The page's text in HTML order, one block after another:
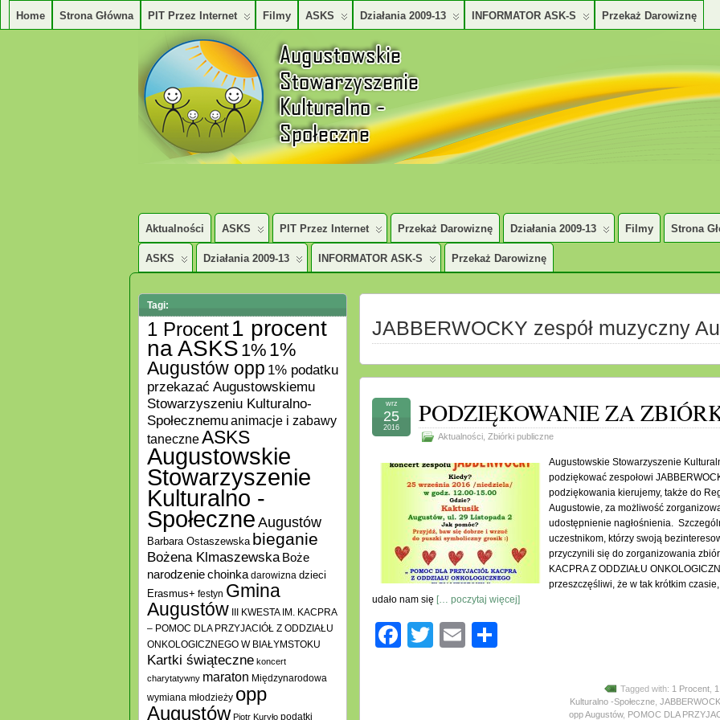
Home Strona Główna PIT Przez Internet Filmy ASKS Działania 2009-13 INFORMATOR ASK-S Przekaż Darowiznę
AUGUSTOWSKIE STOWARZYSZENE KULTURALNO – SPOŁECZNE
Aktualności ASKS PIT Przez Internet Przekaż Darowiznę Działania 2009-13 Filmy Strona
ASKS Działania 2009-13 INFORMATOR ASK-S Przekaż Darowiznę
JABBERWOCKY zespół muzyczny
PODZIĘKOWANIE ZA
Aktualności Zbiórki publiczne
wrz
25
2016
Augustowskie Stowarzyszenie
podziękować zespołowi
podziękowania kierujemy, także do
Augustowie, za możliwość
udostępnienie nagłośnienia.
uczestnikom, którzy swoją
przyczynili się do zorganizowania
KACPRA Z ODDZIAŁU
przeszczęśliwi, że w tak krótkim
udało nam się [… poczytaj więcej]
Facebook
TwitterEmail
Tagged with: 1 Procent
Kulturalno -Społeczne
opp Augustów, POMOC DLA
Tagi:
1 Procent1 procent
na ASKS 1% 1%
Augustów opp 1% podatku
przekazać Augustowskiemu
Stowarzyszeniu Kulturalno-
Społecznemuanimacje i zabawy
taneczneASKS
Augustowskie
Stowarzyszenie
Kulturalno -
Społeczne Augustów
Barbara Ostaszewska bieganie
Bożena Klmaszewska Boże
narodzeniechoinka darowizna dzieci
Erasmus+ festyn Gmina
Augustów III KWESTA IM. KACPRA
– POMOC DLA PRZYJACIÓŁ Z ODDZIAŁU
ONKOLOGICZNEGO W BIAŁYMSTOKU
Kartki świąteczne koncert
charytatywny maraton Międzynarodowa
wymiana młodzieży opp
Augustów Piotr Kuryło podatki